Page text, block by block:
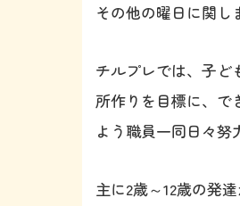
その他の曜日に関
チルプレでは、子ど
所作りを目標に、で
よう職員一同日々努
主に2歳～12歳の発